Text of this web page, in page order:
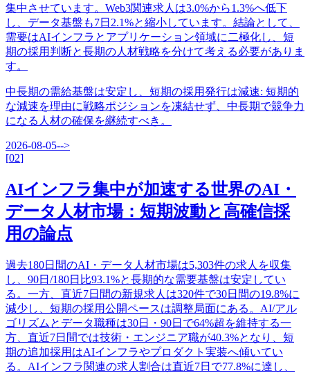
集中させています。Web3関連求人は3.0%から1.3%へ低下
し、データ基盤も7日2.1%と縮小しています。結論として、
需要はAIインフラとアプリケーション領域に二極化し、短
期の採用判断と長期の人材戦略を分けて考える必要がありま
す。
中長期の需給基盤は安定し、短期の採用発行は減速: 短期的
な減速を理由に戦略ポジションを凍結せず、中長期で競争力
になる人材の確保を継続すべき。
2026-08-05-->
[02]
AIインフラ集中が加速する世界のAI・
データ人材市場：短期波動と高確信採
用の論点
過去180日間のAI・データ人材市場は5,303件の求人を収集
し、90日/180日比93.1%と長期的な需要基盤は安定してい
る。一方、直近7日間の新規求人は320件で30日間の19.8%に
減少し、短期の採用公開ペースは調整局面にある。AI/アル
ゴリズムとデータ職種は30日・90日で64%超を維持する一
方、直近7日間では技術・エンジニア職が40.3%となり、短
期の追加採用はAIインフラやプロダクト実装へ傾いてい
る。AIインフラ関連の求人割合は直近7日で77.8%に達し、